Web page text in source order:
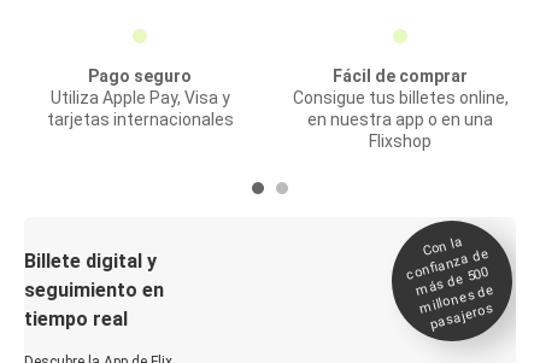
Pago seguro
Utiliza Apple Pay, Visa y
tarjetas internacionales
Fácil de comprar
Consigue tus billetes online,
en nuestra app o en una
Flixshop
Billete digital y
seguimiento en
tiempo real
Con la
confianza de
más de 500
millones de
pasajeros